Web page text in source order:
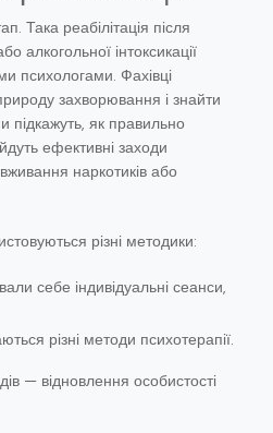
Така реабілітація після
алкогольної інтоксикації
психологами. Фахівці
захворювання і знайти
як правильно
ефективні заходи
наркотиків або
різні методики:
себе індивідуальні сеанси,
різні методи психотерапії.
— відновлення особистості